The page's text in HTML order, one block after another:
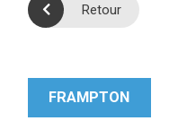
Retour
FRAMPTON